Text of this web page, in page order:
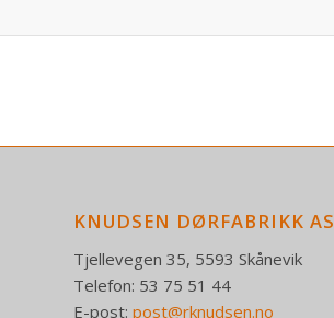
KNUDSEN DØRFABRIKK AS
Tjellevegen 35, 5593 Skånevik
Telefon: 53 75 51 44
E-post: post@rknudsen.no